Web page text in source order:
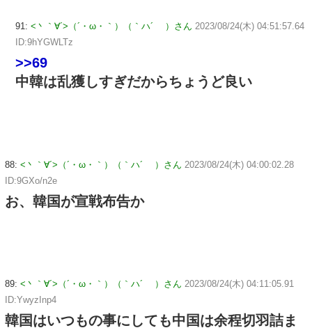
91: <丶｀∀´>（´・ω・｀）（｀ハ´ ）さん 2023/08/24(木) 04:51:57.64
ID:9hYGWLTz
>>69
中韓は乱獲しすぎだからちょうど良い
88: <丶｀∀´>（´・ω・｀）（｀ハ´ ）さん 2023/08/24(木) 04:00:02.28
ID:9GXo/n2e
お、韓国が宣戦布告か
89: <丶｀∀´>（´・ω・｀）（｀ハ´ ）さん 2023/08/24(木) 04:11:05.91
ID:YwyzInp4
韓国はいつもの事にしても中国は余程切羽詰ま